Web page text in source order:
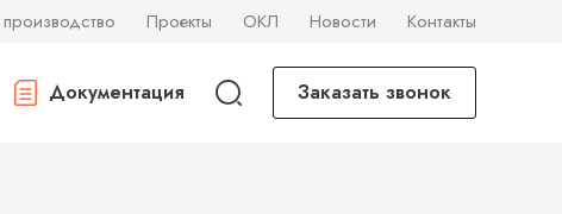
Проекты ОКЛ Новости Контакты
Документация Заказать звонок